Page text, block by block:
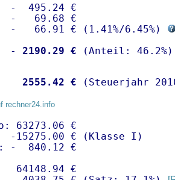
-  495.24 €
-   69.68 €
-   66.91 € ( 1.41%/6.45%)
-
2190.29 €
2555.42 € (Steuerjahr
rechner24.info
63273.06 €
€ (Klasse I)
-  840.12 €
64148.94 €